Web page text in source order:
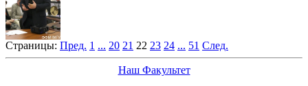
Страницы: Пред. 1 ... 20 21 22 23 24 ... 51 След.
Наш Факультет